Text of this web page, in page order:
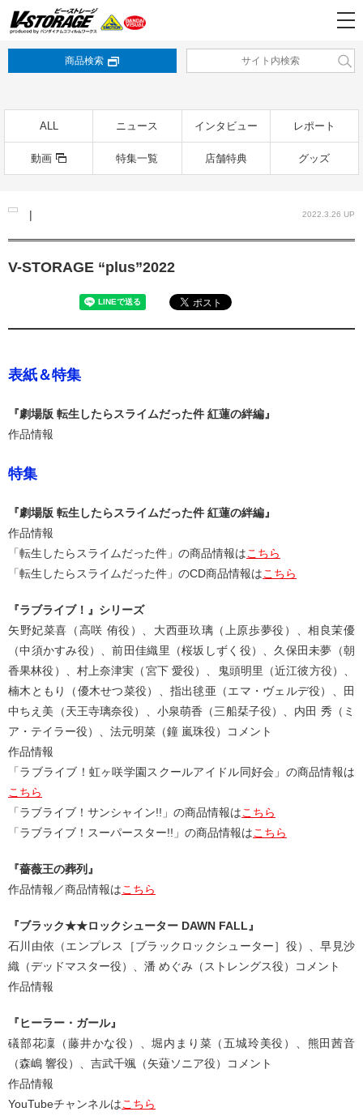
商品検索
ALL ニュース インタビュー レポート
動画 特集一覧 店舗特典 グッズ
| 2022.3.26 UP
V-STORAGE “plus”2022
表紙＆特集
『劇場版 転生したらスライムだった件 紅蓮の絆編』
作品情報
特集
『劇場版 転生したらスライムだった件 紅蓮の絆編』
作品情報
「転生したらスライムだった件」の商品情報はこちら
「転生したらスライムだった件」のCD商品情報はこちら
『ラブライブ！』シリーズ
矢野妃菜喜（高咲 侑役）、大西亜玖璃（上原歩夢役）、相良茉優
（中須かすみ役）、前田佳織里（桜坂しずく役）、久保田未夢（朝
香果林役）、村上奈津実（宮下 愛役）、鬼頭明里（近江彼方役）、
楠木ともり（優木せつ菜役）、指出毬亜（エマ・ヴェルデ役）、田
中ちえ美（天王寺璃奈役）、小泉萌香（三船栞子役）、内田 秀（ミ
ア・テイラー役）、法元明菜（鐘 嵐珠役）コメント
作品情報
「ラブライブ！虹ヶ咲学園スクールアイドル同好会」の商品情報は
こちら
「ラブライブ！サンシャイン!!」の商品情報はこちら
「ラブライブ！スーパースター!!」の商品情報はこちら
『薔薇王の葬列』
作品情報／商品情報はこちら
『ブラック★★ロックシューター DAWN FALL』
石川由依（エンプレス［ブラックロックシューター］役）、早見沙
織（デッドマスター役）、潘 めぐみ（ストレングス役）コメント
作品情報
『ヒーラー・ガール』
礒部花凜（藤井かな役）、堀内まり菜（五城玲美役）、熊田茜音
（森嶋 響役）、吉武千颯（矢薙ソニア役）コメント
作品情報
YouTubeチャンネルはこちら